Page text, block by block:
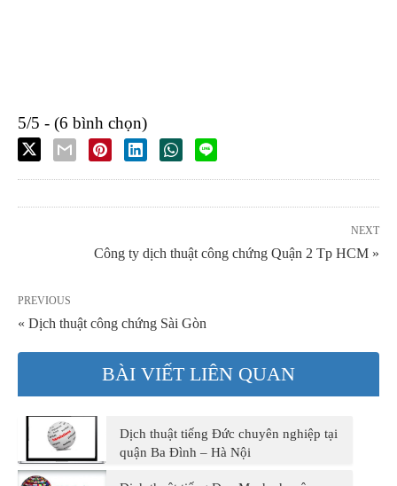
5/5 - (6 bình chọn)
NEXT
Công ty dịch thuật công chứng Quận 2 Tp HCM »
PREVIOUS
« Dịch thuật công chứng Sài Gòn
BÀI VIẾT LIÊN QUAN
Dịch thuật tiếng Đức chuyên nghiệp tại
quận Ba Đình – Hà Nội